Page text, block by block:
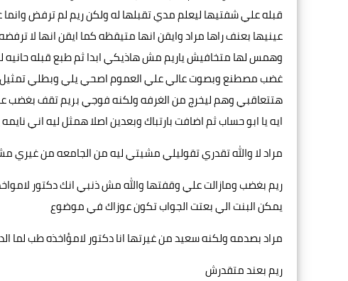
قبله علي شفتيها ليعلم مدي تقبلها له ولكن ريم لم ترفض
عينيها بعنف راها مراد وايقن انها متيقظه كما ايقن انها لا
وهمس لها متخافيش ياريم مش هاذيكي ابدا ثم طبع قبله حانيه
غضب مصطنع وبصوت عالي علي العموم اصحي يلي وبطلي تمثيل
هتتعاقبي وهم ليخرج من الغرفه ولكنه فوجي بريم تقف بغضب
ايه يا ابو حساب ثم اضافت بارتباك وبعدين اصلا همثل ليه اني
مراد لا والله تقدري تقوليلي مشيتي ليه من الجامعه من
ريم بغضب ومازالت علي وقفتها والله مش ذنبي انك دكتور
يمكن البنت الي بعتت الجواب تكون عوزاك في موضوع
مراد بصدمه ولكنه سعيد من غيرتها انا دكتور لامؤاخذه طب لما
ريم بعند متقدرش